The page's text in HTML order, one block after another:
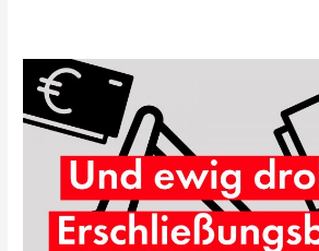
Pressemitteilung:
Und
ewig
Erschließungsbeitrag?
Christin-